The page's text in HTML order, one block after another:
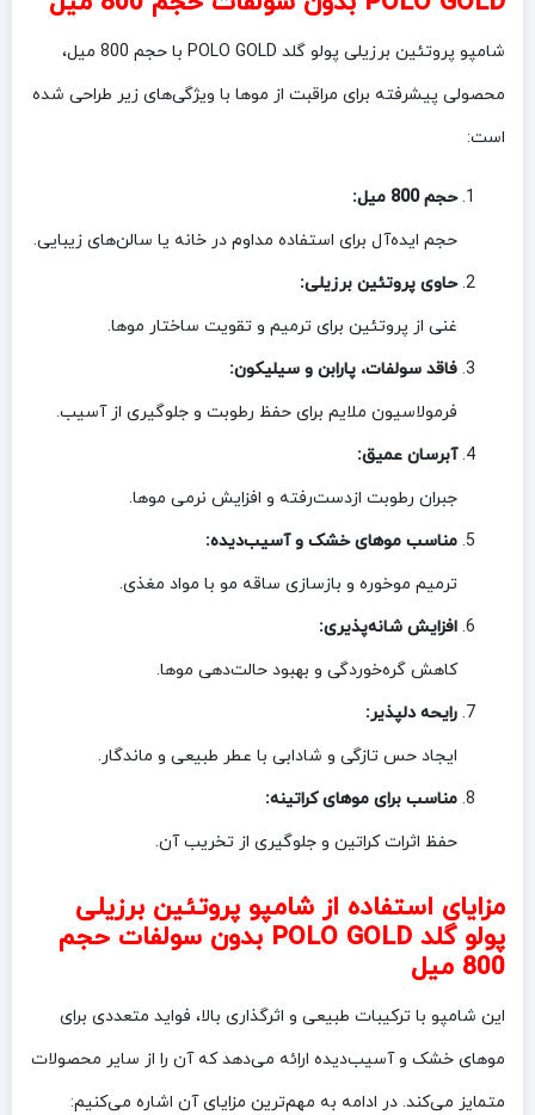
شامپو پروتئین برزیلی پولو گلد POLO GOLD با حجم 800 میل،
محصولی پیشرفته برای مراقبت از موها با ویژگی‌های زیر طراحی شده
است:
حجم 800 میل:
حجم ایده‌آل برای استفاده مداوم در خانه یا سالن‌های زیبایی.
حاوی پروتئین برزیلی:
غنی از پروتئین برای ترمیم و تقویت ساختار موها.
فاقد سولفات، پارابن و سیلیکون:
فرمولاسیون ملایم برای حفظ رطوبت و جلوگیری از آسیب.
آبرسان عمیق:
جبران رطوبت ازدست‌رفته و افزایش نرمی موها.
مناسب موهای خشک و آسیب‌دیده:
ترمیم موخوره و بازسازی ساقه مو با مواد مغذی.
افزایش شانه‌پذیری:
کاهش گره‌خوردگی و بهبود حالت‌دهی موها.
رایحه دلپذیر:
ایجاد حس تازگی و شادابی با عطر طبیعی و ماندگار.
مناسب برای موهای کراتینه:
حفظ اثرات کراتین و جلوگیری از تخریب آن.
مزایای استفاده از شامپو پروتئین برزیلی
پولو گلد POLO GOLD بدون سولفات حجم
800 میل
این شامپو با ترکیبات طبیعی و اثرگذاری بالا، فواید متعددی برای
موهای خشک و آسیب‌دیده ارائه می‌دهد که آن را از سایر محصولات
متمایز می‌کند. در ادامه به مهم‌ترین مزایای آن اشاره می‌کنیم: